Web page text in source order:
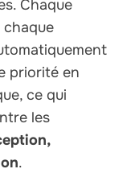
Chaque
priorité en
ce qui
les
.